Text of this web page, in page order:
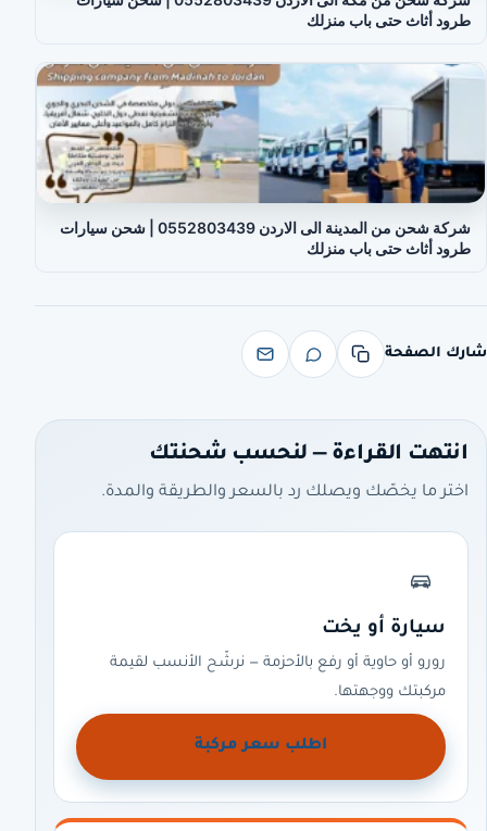
طرود أثاث حتى باب منزلك
شركة شحن من المدينة الى الاردن 0552803439 | شحن سيارات
طرود أثاث حتى باب منزلك
شارك الصفحة
انتهت القراءة — لنحسب شحنتك
اختر ما يخصّك ويصلك رد بالسعر والطريقة والمدة.
سيارة أو يخت
رورو أو حاوية أو رفع بالأحزمة — نرشّح الأنسب لقيمة
مركبتك ووجهتها.
اطلب سعر مركبة